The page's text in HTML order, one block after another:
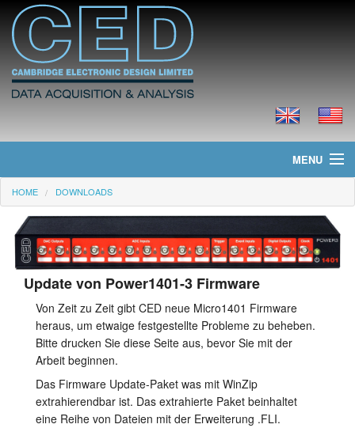
MENU
Home
Neues
Produkte
Preisliste
Downloads
Kundendienst
HOME DOWNLOADS
Update von Power1401-3 Firmware
Von Zeit zu Zeit gibt CED neue Micro1401 Firmware
heraus, um etwaige festgestellte Probleme zu beheben.
Bitte drucken Sie diese Seite aus, bevor Sie mit der
Arbeit beginnen.
Das Firmware Update-Paket was mit WinZip
extrahierendbar ist. Das extrahierte Paket beinhaltet
eine Reihe von Dateien mit der Erweiterung .FLI.